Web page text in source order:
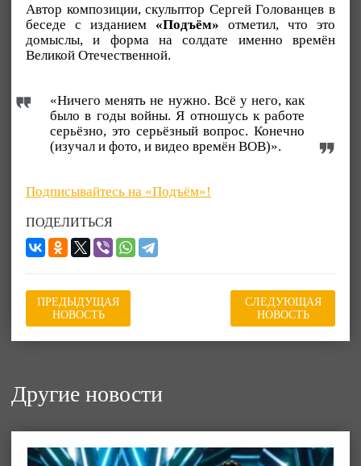
Автор композиции, скульптор Сергей Голованцев в
беседе с изданием «Подъём» отметил, что это
домыслы, и форма на солдате именно времён
Великой Отечественной.
«Ничего менять не нужно. Всё у него, как
было в годы войны. Я отношусь к работе
серьёзно, это серьёзный вопрос. Конечно
(изучал и фото, и видео времён ВОВ)».
Подписывайтесь на «Подъём»!
ПОДЕЛИТЬСЯ
ПРЕДЫДУЩАЯ
НОВОСТЬ
СЛЕДУЮЩАЯ
НОВОСТЬ
Другие новости